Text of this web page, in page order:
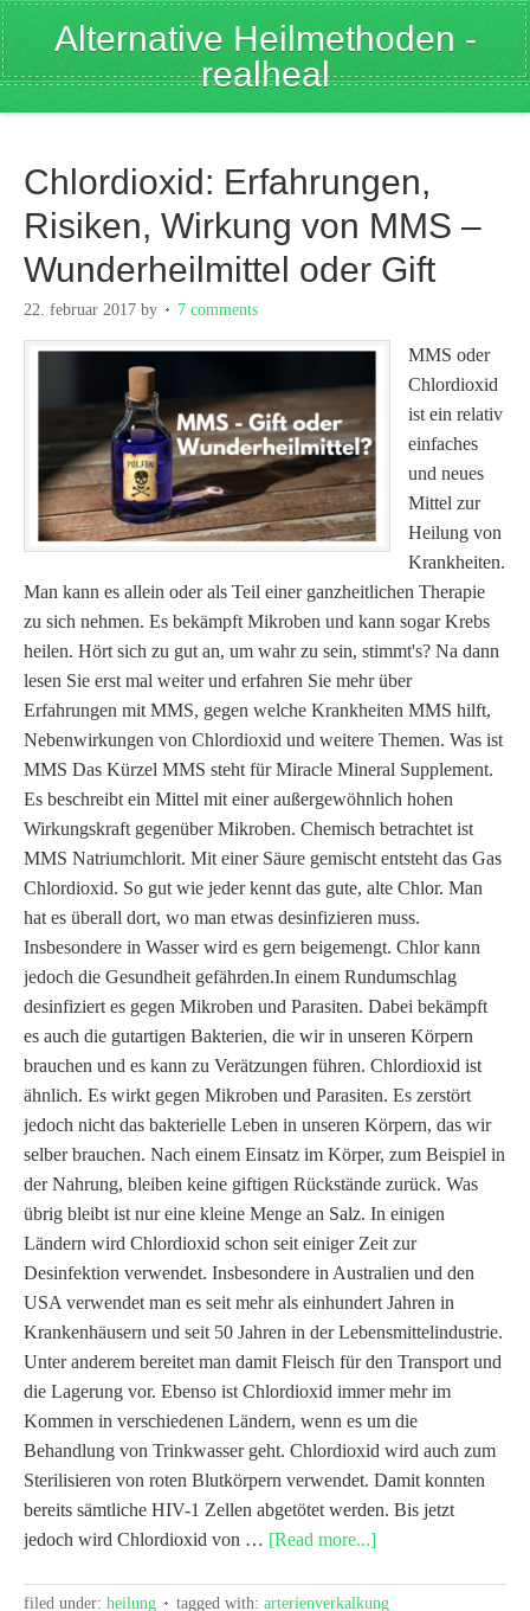
Alternative Heilmethoden -
realheal
Chlordioxid: Erfahrungen,
Risiken, Wirkung von MMS –
Wunderheilmittel oder Gift
22. februar 2017 by 7 comments
MMS oder
Chlordioxid
ist ein relativ
einfaches
und neues
Mittel zur
Heilung von
Krankheiten.
Man kann es allein oder als Teil einer ganzheitlichen Therapie
zu sich nehmen. Es bekämpft Mikroben und kann sogar Krebs
heilen. Hört sich zu gut an, um wahr zu sein, stimmt's? Na dann
lesen Sie erst mal weiter und erfahren Sie mehr über
Erfahrungen mit MMS, gegen welche Krankheiten MMS hilft,
Nebenwirkungen von Chlordioxid und weitere Themen. Was ist
MMS Das Kürzel MMS steht für Miracle Mineral Supplement.
Es beschreibt ein Mittel mit einer außergewöhnlich hohen
Wirkungskraft gegenüber Mikroben. Chemisch betrachtet ist
MMS Natriumchlorit. Mit einer Säure gemischt entsteht das Gas
Chlordioxid. So gut wie jeder kennt das gute, alte Chlor. Man
hat es überall dort, wo man etwas desinfizieren muss.
Insbesondere in Wasser wird es gern beigemengt. Chlor kann
jedoch die Gesundheit gefährden.In einem Rundumschlag
desinfiziert es gegen Mikroben und Parasiten. Dabei bekämpft
es auch die gutartigen Bakterien, die wir in unseren Körpern
brauchen und es kann zu Verätzungen führen. Chlordioxid ist
ähnlich. Es wirkt gegen Mikroben und Parasiten. Es zerstört
jedoch nicht das bakterielle Leben in unseren Körpern, das wir
selber brauchen. Nach einem Einsatz im Körper, zum Beispiel in
der Nahrung, bleiben keine giftigen Rückstände zurück. Was
übrig bleibt ist nur eine kleine Menge an Salz. In einigen
Ländern wird Chlordioxid schon seit einiger Zeit zur
Desinfektion verwendet. Insbesondere in Australien und den
USA verwendet man es seit mehr als einhundert Jahren in
Krankenhäusern und seit 50 Jahren in der Lebensmittelindustrie.
Unter anderem bereitet man damit Fleisch für den Transport und
die Lagerung vor. Ebenso ist Chlordioxid immer mehr im
Kommen in verschiedenen Ländern, wenn es um die
Behandlung von Trinkwasser geht. Chlordioxid wird auch zum
Sterilisieren von roten Blutkörpern verwendet. Damit konnten
bereits sämtliche HIV-1 Zellen abgetötet werden. Bis jetzt
jedoch wird Chlordioxid von … [Read more...]
filed under: heilung tagged with: arterienverkalkung